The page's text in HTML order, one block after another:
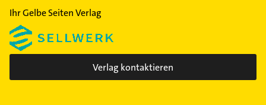
Ihr Gelbe Seiten Verlag
Verlag kontaktieren